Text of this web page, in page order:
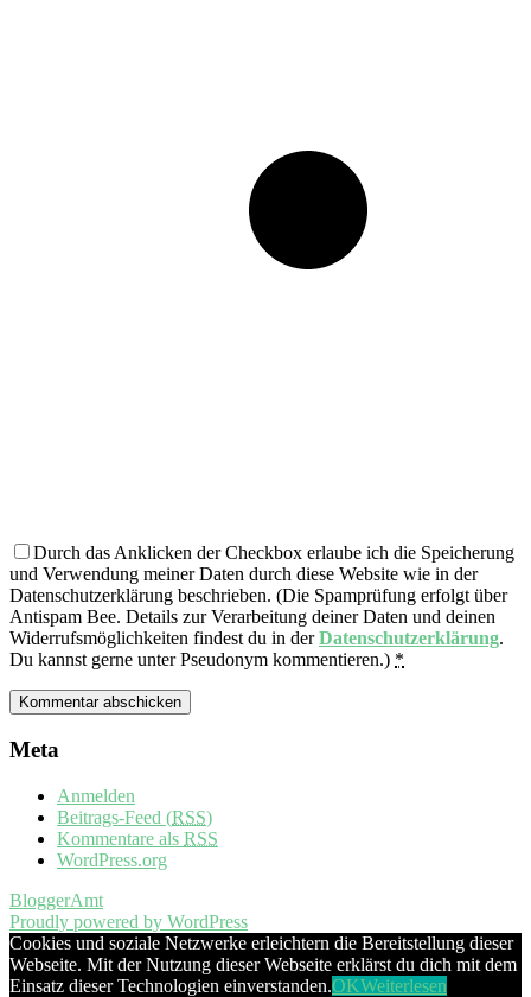
Durch das Anklicken der Checkbox erlaube ich die Speicherung
und Verwendung meiner Daten durch diese Website wie in der
Datenschutzerklärung beschrieben. (Die Spamprüfung erfolgt über
Antispam Bee. Details zur Verarbeitung deiner Daten und deinen
Widerrufsmöglichkeiten findest du in derDatenschutzerklärung.
Du kannst gerne unter Pseudonym kommentieren.) *
Meta
Anmelden
Beitrags-Feed (RSS)
Kommentare als RSS
WordPress.org
BloggerAmt
Proudly powered by WordPress
Cookies und soziale Netzwerke erleichtern die Bereitstellung dieser
Webseite. Mit der Nutzung dieser Webseite erklärst du dich mit dem
Einsatz dieser Technologien einverstanden.OKWeiterlesen